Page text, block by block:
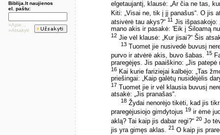
Biblija.lt naujienos
el. paštu:
»Apie...
»Atsakyti
elgetaujantį, klausė: „Ar čia ne tas,
Kiti: „Visai ne, tik į jį panašus“. O jis
atsivėrė tau akys?“ 11 Jis išpasakojo:
mano akis ir pasakė: 'Eik į Siloamą
12 Jie vėl klausė: „Kur jisai?“ Šis
13 Tuomet jie nusivedė buvusį
purvo ir atvėrė akis, buvo šabas. 15
praregėjęs. Jis paaiškino: „Jis
16 Kai kurie fariziejai kalbėjo: „Tas
priešingai: „Kaip galėtų nusidėjėlis
17 Tuomet jie ir vėl klausia buvusį
atsakė: „Jis pranašas“.
18 Žydai nenorėjo tikėti, kad jis
praregėjusiojo gimdytojus 19 ir ėmė
aklą? Tai kaip jis dabar regi?“ 20 Jo
jis yra gimęs aklas. 21 O kaip jis